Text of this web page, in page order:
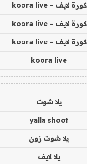
كورة لايف - koora live
كورة لايف - koora live
كورة لايف - koora live
koora live
يلا شوت
yalla shoot
يلا شوت زون
يلا لايف